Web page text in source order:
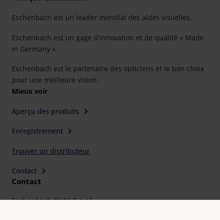
Eschenbach est un leader mondial des aides visuelles.
Eschenbach est un gage d’innovation et de qualité « Made
in Germany ».
Eschenbach est le partenaire des opticiens et le bon choix
pour une meilleure vision.
Mieux voir
Aperçu des produits
Enregistrement
Trouver un distributeur
Contact
Contact
Eschenbach Optik S.a.r.l.